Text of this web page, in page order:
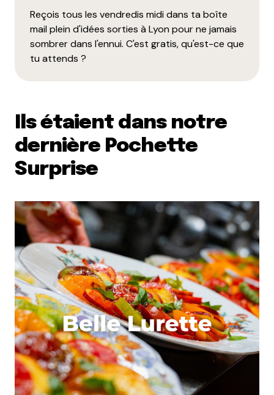
Reçois tous les vendredis midi dans ta boîte
mail plein d'idées sorties à Lyon pour ne jamais
sombrer dans l'ennui. C'est gratis, qu'est-ce que
tu attends ?
Ils étaient dans notre
dernière Pochette
Surprise